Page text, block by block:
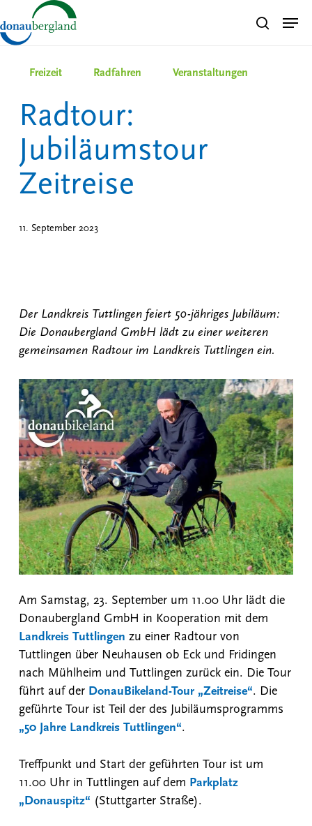
to
main
search
Freizeit Radfahren Veranstaltungen
Radtour:
Jubiläumstour
Zeitreise
11. September 2023
Der Landkreis Tuttlingen feiert 50-jähriges Jubiläum:
Die Donaubergland GmbH lädt zu einer weiteren
gemeinsamen Radtour im Landkreis Tuttlingen ein.
Am Samstag, 23. September um 11.00 Uhr lädt die
Donaubergland GmbH in Kooperation mit dem
Landkreis Tuttlingen zu einer Radtour von
Tuttlingen über Neuhausen ob Eck und Fridingen
nach Mühlheim und Tuttlingen zurück ein. Die Tour
führt auf der DonauBikeland-Tour „Zeitreise“. Die
geführte Tour ist Teil der des Jubiläumsprogramms
„50 Jahre Landkreis Tuttlingen“.
Treffpunkt und Start der geführten Tour ist um
11.00 Uhr in Tuttlingen auf dem Parkplatz
„Donauspitz“ (Stuttgarter Straße).